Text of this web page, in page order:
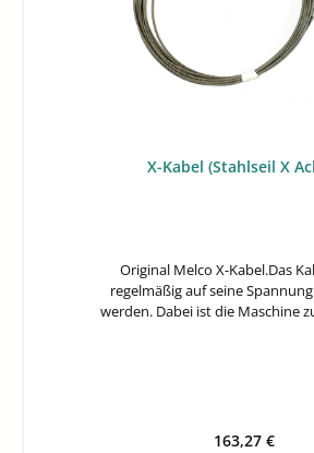
X-Kabel (Stahlseil X
Original Melco X-Kabel.Das
regelmäßig auf seine
werden. Dabei ist die Maschine
Regulärer
163,27 €